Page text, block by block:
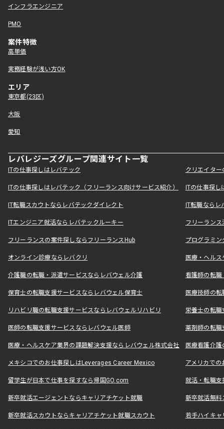
インフラエンジニア
PMO
案件特徴
高単価
実務経験が浅い方OK
エリア
東京都(23区)
大阪
愛知
レバレジーズグループ関連サイト一覧
ITの仕事探しはレバテック クリエイタ
ITの仕事探しはレバテック（フリーランス向けサービス紹介） ITの仕事探
IT転職スカウトならレバテックダイレクト IT転職なら
ITエンジニア就活ならレバテックルーキー フリーラン
フリーランスの案件探しならフリーランスHub プログラミ
オンライン診療ならレバクリ 医療・ヘル
介護職の転職・派遣サービスならレバウェル介護 看護師の転
保育士の転職支援サービスならレバウェル保育士 医療技師の
リハビリ職の転職支援サービスならレバウェルリハビリ 栄養士の転
医師の転職支援サービスならレバウェル医師 薬剤師の転
医療・ヘルスケア業界の課題解決支援ならレバウェル株式会社 医療看護介
メキシコでのお仕事探しはLeverages Career Mexico アメリカで
留学生が日本で仕事を探すなら帰国GO.com 就活・転職
新卒就活エージェントならキャリアチケット就職 新卒就活無料
新卒就活スカウトならキャリアチケット就職スカウト 若手ハイキ